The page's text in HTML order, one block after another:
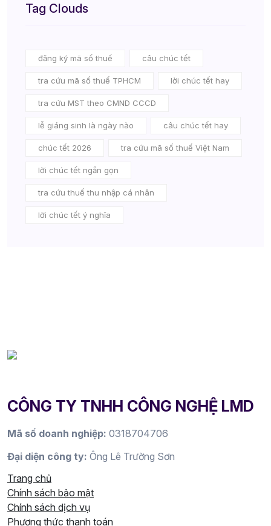
Tag Clouds
đăng ký mã số thuế câu chúc tết
tra cứu mã số thuế TPHCM lời chúc tết hay
tra cứu MST theo CMND CCCD
lễ giáng sinh là ngày nào câu chúc tết hay
chúc tết 2026 tra cứu mã số thuế Việt Nam
lời chúc tết ngắn gọn
tra cứu thuế thu nhập cá nhân
lời chúc tết ý nghĩa
CÔNG TY TNHH CÔNG NGHỆ LMD
Mã số doanh nghiệp: 0318704706
Đại diện công ty: Ông Lê Trường Sơn
Trang chủ
Chính sách bảo mật
Chính sách dịch vụ
Phương thức thanh toán